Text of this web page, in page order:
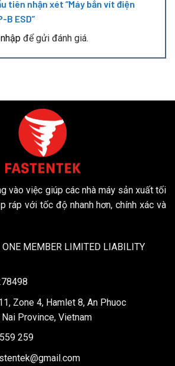
tiên nhận xét “Máy bắn vít điện
B ESD”
để gửi đánh giá.
vào việc giúp các nhà máy sản xuất tối
ráp với tốc độ nhanh hơn, chính xác và
ONE MEMBER LIMITED LIABILITY
Zone 4, Hamlet 8, An Phuoc
Province, Vietnam
259